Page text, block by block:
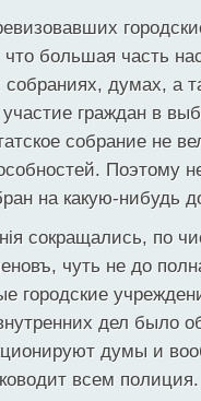
большая часть
думах, а
граждан в
собрание не
Поэтому
на какую-нибудь
сокращались, по
чуть не до
городские
дел было
думы и
всем